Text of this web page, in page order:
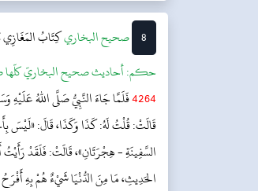
8 ‌‌صحيح البخاريكِتَابُ المَغَازِي
حکم:أحاديث صحيح البخاريّ
4264فَلَمَّا جَاءَ النَّبِيُّ صَلَّى اللهُ عَلَيْهِ
قَالَتْ: قُلْتُ لَهُ: كَذَا وَكَذَا، قَالَ:
السَّفِينَةِ - هِجْرَتَانِ»، قَالَتْ: فَلَقَدْ رَأَيْتُ
الحَدِيثِ، مَا مِنَ الدُّنْيَا شَيْءٌ هُمْ بِهِ